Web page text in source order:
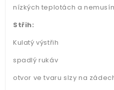
nízkých teplotách a
Střih:
Kulatý výstřih
spadlý rukáv
otvor ve tvaru slzy na